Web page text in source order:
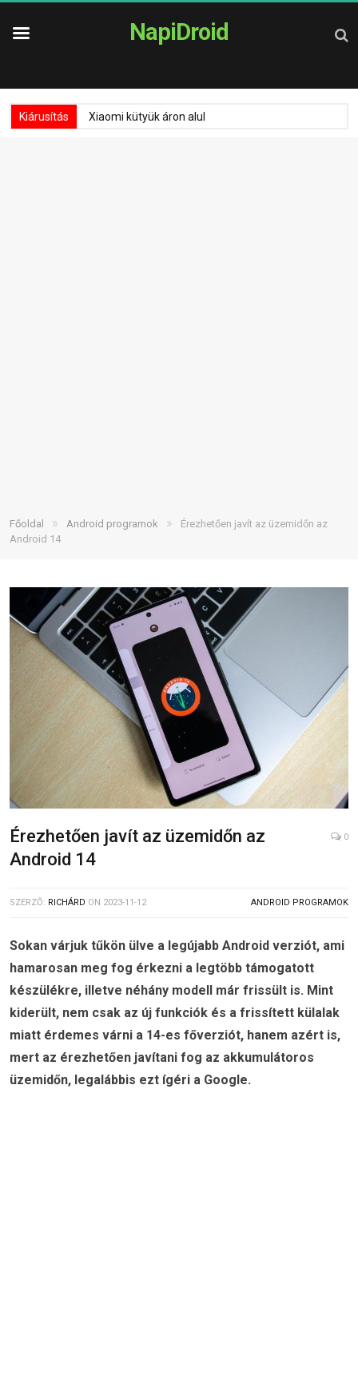
NapiDroid
Kiárusítás Xiaomi kütyük áron alul
Főoldal » Android programok »
Érezhetően javít az üzemidőn az
Android 14
Érezhetően javít az üzemidőn az
Android 14
0
SZERZŐ: RICHÁRD ON 2023-11-12 ANDROID PROGRAMOK
Sokan várjuk tűkön ülve a legújabb Android verziót, ami
hamarosan meg fog érkezni a legtöbb támogatott
készülékre, illetve néhány modell már frissült is. Mint
kiderült, nem csak az új funkciók és a frissített külalak
miatt érdemes várni a 14-es főverziót, hanem azért is,
mert az érezhetően javítani fog az akkumulátoros
üzemidőn, legalábbis ezt ígéri a Google.